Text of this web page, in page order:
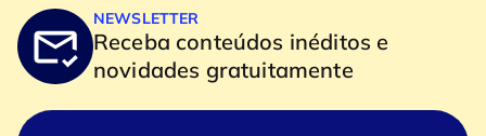
NEWSLETTER
Receba conteúdos inéditos e
novidades gratuitamente